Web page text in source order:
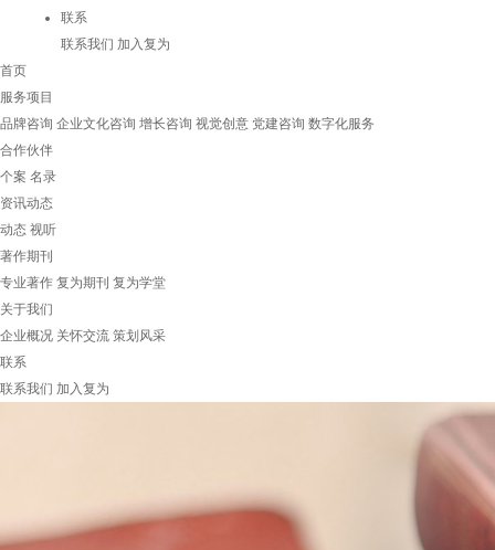
联系
联系我们 加入复为
首页
服务项目
品牌咨询 企业文化咨询 增长咨询 视觉创意 党建咨询 数字化服务
合作伙伴
个案 名录
资讯动态
动态 视听
著作期刊
专业著作 复为期刊 复为学堂
关于我们
企业概况 关怀交流 策划风采
联系
联系我们 加入复为